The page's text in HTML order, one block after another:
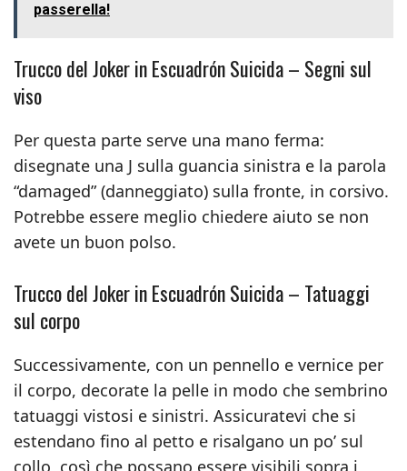
passerella!
Trucco del Joker in Escuadrón Suicida – Segni sul
viso
Per questa parte serve una mano ferma:
disegnate una J sulla guancia sinistra e la parola
“damaged” (danneggiato) sulla fronte, in corsivo.
Potrebbe essere meglio chiedere aiuto se non
avete un buon polso.
Trucco del Joker in Escuadrón Suicida – Tatuaggi
sul corpo
Successivamente, con un pennello e vernice per
il corpo, decorate la pelle in modo che sembrino
tatuaggi vistosi e sinistri. Assicuratevi che si
estendano fino al petto e risalgano un po’ sul
collo, così che possano essere visibili sopra i